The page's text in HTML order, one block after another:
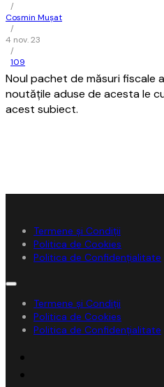
/
Cosmin Mușat
/
4 nov. 23
/
109
Noul pachet de măsuri fiscale
noutăţile aduse de acesta le
acest subiect.
Termene și Condiții
Politica de Cookies
Politica de Confidențialitate
Termene și Condiții
Politica de Cookies
Politica de Confidențialitate